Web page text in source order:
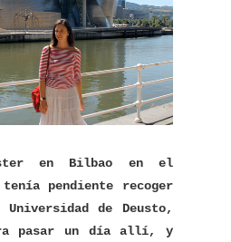
en Bilbao en el
tenía pendiente recoger
de Deusto,
pasar un día allí, y